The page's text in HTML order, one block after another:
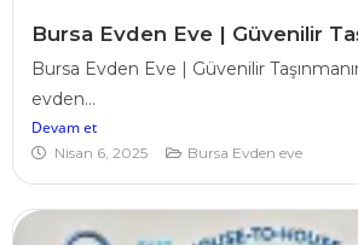
Bursa Evden Eve | Güvenilir
Bursa Evden Eve | Güvenilir
evden...
Devam et
Nisan 6, 2025 Bursa Evden eve